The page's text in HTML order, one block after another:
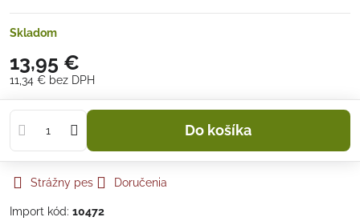
Skladom
13,95 €
11,34 € bez DPH
Do košíka
Strážny pes Doručenia
Import kód: 10472